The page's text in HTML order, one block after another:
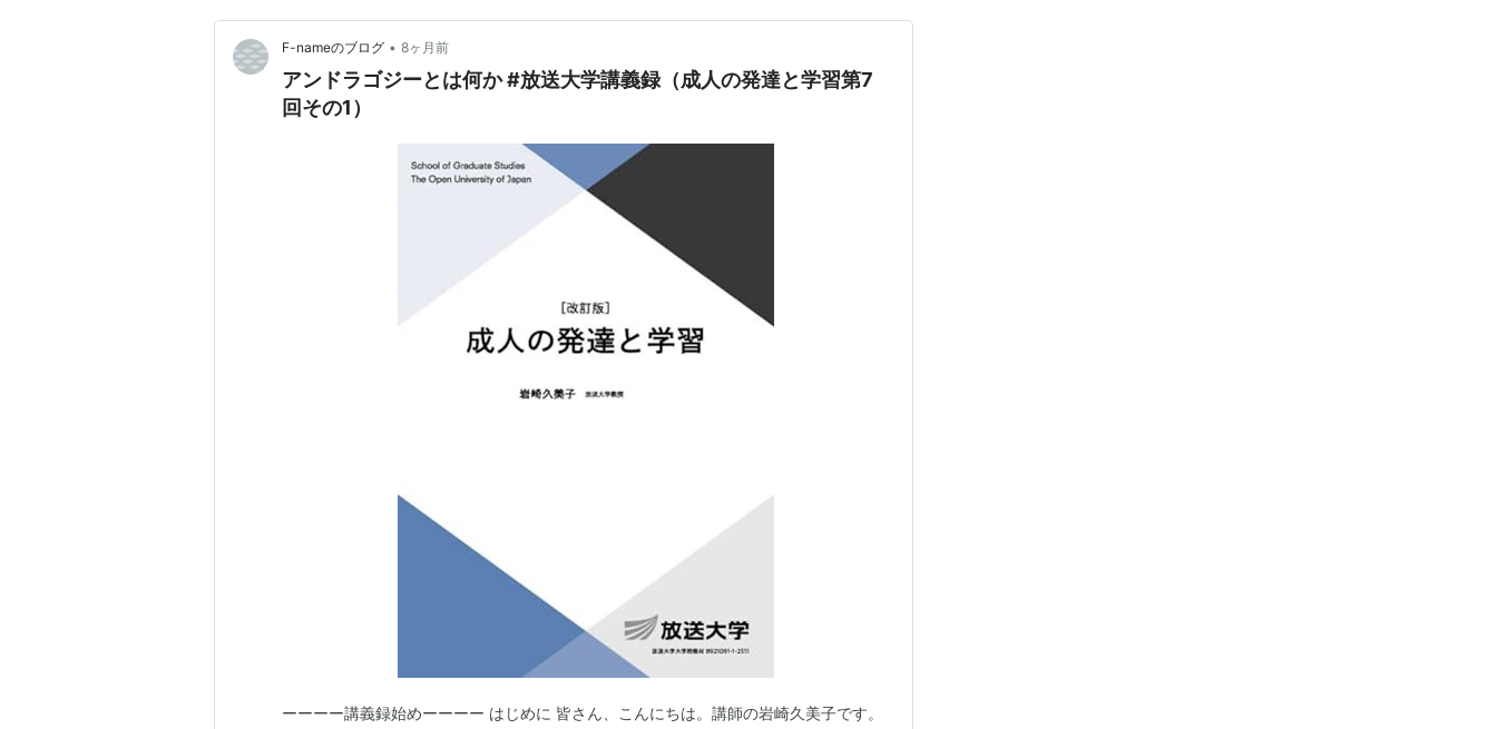
F-nameのブログ • 8ヶ月前
アンドラゴジーとは何か #放送大学講義録（成人の発達と学習第7
回その1）
ーーーー講義録始めーーーー はじめに 皆さん、こんにちは。講師の岩崎久美子です。